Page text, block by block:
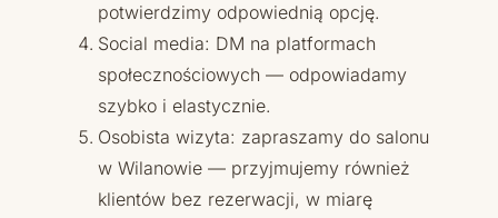
potwierdzimy odpowiednią opcję.
Social media: DM na platformach
społecznościowych — odpowiadamy
szybko i elastycznie.
Osobista wizyta: zapraszamy do salonu
w Wilanowie — przyjmujemy również
klientów bez rezerwacji, w miarę